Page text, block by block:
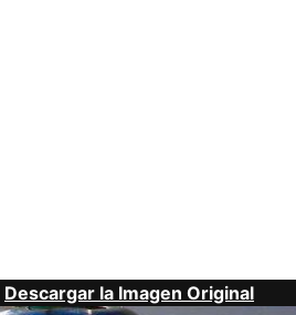
Descargar la Imagen Original